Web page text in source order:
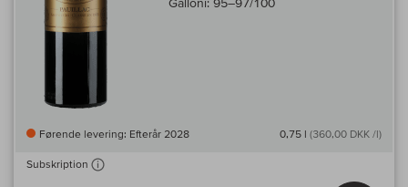
Førende levering: Efterår 2028 0,75 l (360,00 DKK /l)
Subskription